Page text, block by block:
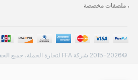
، ملصقات مخصصة
©2015-2026 شركة FFA لتجارة الجملة، جميع الحقوق محفوظة